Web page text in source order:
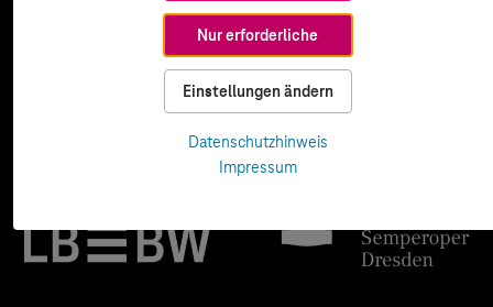
Nur erforderliche
Einstellungen ändern
Datenschutzhinweis
Impressum